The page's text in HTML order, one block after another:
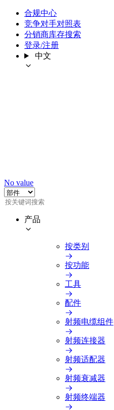
合规中心
竞争对手对照表
分销商库存搜索
登录/注册
中文
No value
产品
按类别
按功能
工具
配件
射频电缆组件
射频连接器
射频适配器
射频衰减器
射频终端器